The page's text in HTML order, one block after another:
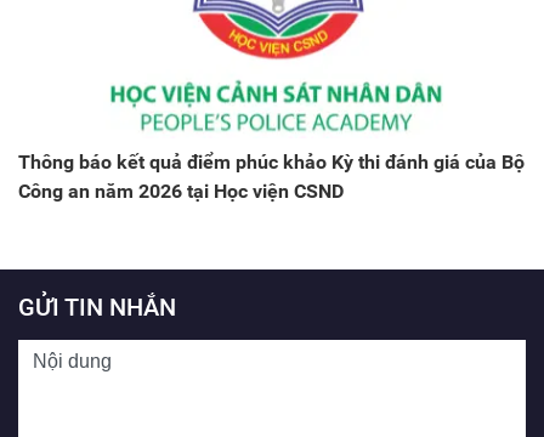
Thông báo kết quả điểm phúc khảo Kỳ thi đánh giá của Bộ
Công an năm 2026 tại Học viện CSND
GỬI TIN NHẮN